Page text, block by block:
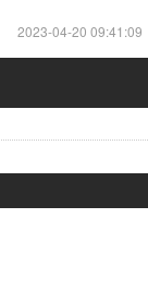
2023-04-20 09:41:09